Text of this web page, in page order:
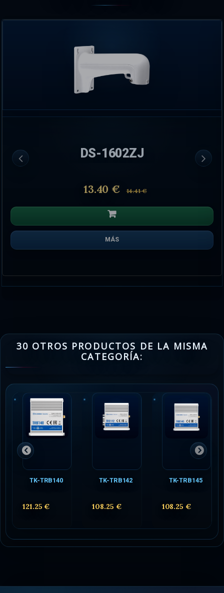
DS-1602ZJ
13.40 € 14.41 €
MÁS
30 OTROS PRODUCTOS DE LA MISMA
CATEGORÍA:
TK-TRB140
121.25 €
TK-TRB142
108.25 €
TK-TRB145
108.25 €